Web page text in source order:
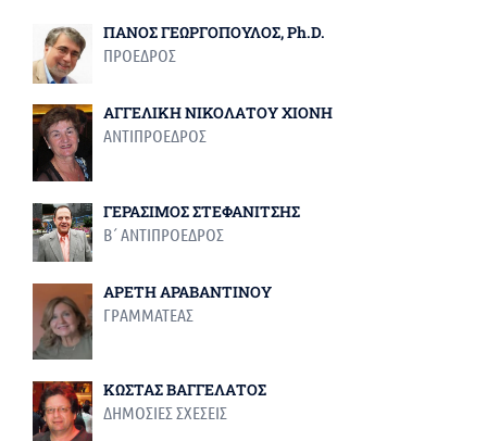
ΠΑΝΟΣ ΓΕΩΡΓΟΠΟΥΛΟΣ, Ph.D.
ΠΡΟΕΔΡΟΣ
ΑΓΓΕΛΙΚΗ ΝΙΚΟΛΑΤΟΥ ΧΙΟΝΗ
ΑΝΤΙΠΡΟΕΔΡΟΣ
ΓΕΡΑΣΙΜΟΣ ΣΤΕΦΑΝΙΤΣΗΣ
Β΄ ΑΝΤΙΠΡΟΕΔΡΟΣ
ΑΡΕΤΗ ΑΡΑΒΑΝΤΙΝΟΥ
ΓΡΑΜΜΑΤΕΑΣ
ΚΩΣΤΑΣ ΒΑΓΓΕΛΑΤΟΣ
ΔΗΜΟΣΙΕΣ ΣΧΕΣΕΙΣ